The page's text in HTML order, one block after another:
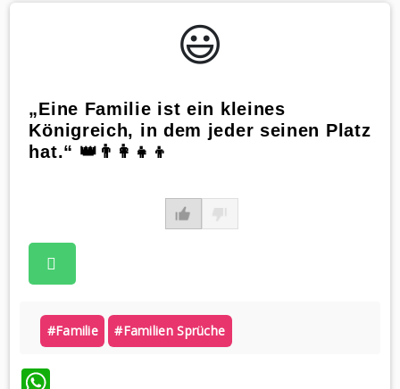
😃️
„Eine Familie ist ein kleines
Königreich, in dem jeder seinen Platz
hat.“ 👑👨‍👩‍👧‍👦
#familie #familien Sprüche